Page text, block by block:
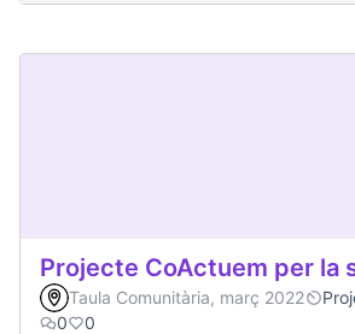
Projecte CoActuem per la
Taula Comunitària, març 2022
0
0